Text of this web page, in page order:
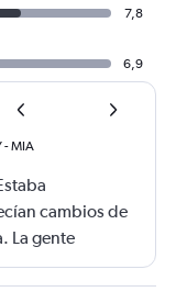
7,8
6,9
-MIA
cambios de
La gente
sin viajar.
En mi caso se